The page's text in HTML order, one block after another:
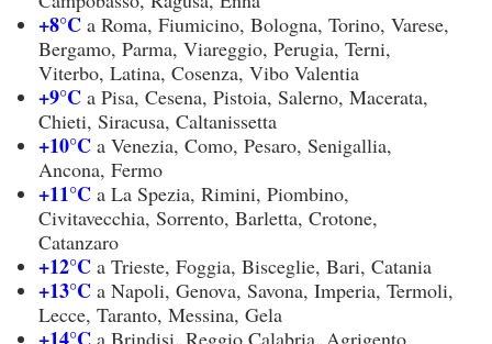
+8°C a Roma, Fiumicino, Bologna, Torino, Varese,
Bergamo, Parma, Viareggio, Perugia, Terni,
Viterbo, Latina, Cosenza, Vibo Valentia
+9°C a Pisa, Cesena, Pistoia, Salerno, Macerata,
Chieti, Siracusa, Caltanissetta
+10°C a Venezia, Como, Pesaro, Senigallia,
Ancona, Fermo
+11°C a La Spezia, Rimini, Piombino,
Civitavecchia, Sorrento, Barletta, Crotone,
Catanzaro
+12°C a Trieste, Foggia, Bisceglie, Bari, Catania
+13°C a Napoli, Genova, Savona, Imperia, Termoli,
Lecce, Taranto, Messina, Gela
a Brindisi, Reggio Calabria, Agrigento,